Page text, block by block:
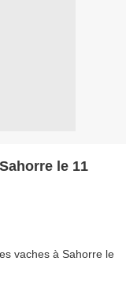
le 11